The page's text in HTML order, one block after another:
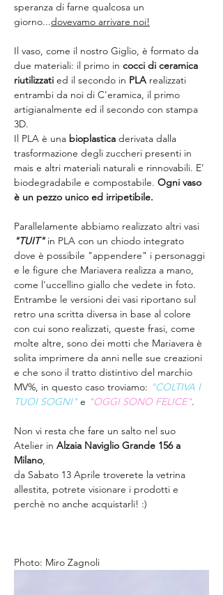
speranza di farne qualcosa un
giorno...dovevamo arrivare noi!
Il vaso, come il nostro Giglio, è formato da
due materiali: il primo in cocci di ceramica
riutilizzati ed il secondo in PLA realizzati
entrambi da noi di C'eramica, il primo
artigianalmente ed il secondo con stampa
3D.
Il PLA è una bioplastica derivata dalla
trasformazione degli zuccheri presenti in
mais e altri materiali naturali e rinnovabili. E’
biodegradabile e compostabile. Ogni vaso
è un pezzo unico ed irripetibile.
Parallelamente abbiamo realizzato altri vasi
"TUIT" in PLA con un chiodo integrato
dove è possibile "appendere" i personaggi
e le figure che Mariavera realizza a mano,
come l'uccellino giallo che vedete in foto.
Entrambe le versioni dei vasi riportano sul
retro una scritta diversa in base al colore
con cui sono realizzati, queste frasi, come
molte altre, sono dei motti che Mariavera è
solita imprimere da anni nelle sue creazioni
e che sono il tratto distintivo del marchio
MV%, in questo caso troviamo: "COLTIVA I
TUOI SOGNI" e "OGGI SONO FELICE".
Non vi resta che fare un salto nel suo
Atelier in Alzaia Naviglio Grande 156 a
Milano,
da Sabato 13 Aprile troverete la vetrina
allestita, potrete visionare i prodotti e
perchè no anche acquistarli! :)
Photo: Miro Zagnoli